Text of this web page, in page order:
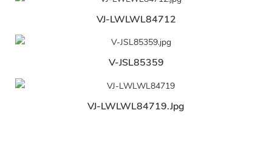
VJ-LWLWL84712
V-JSL85359
VJ-LWLWL84719.jpg